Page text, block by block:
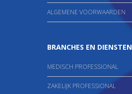
ALGEMENE VOORWAARDEN
BRANCHES EN DIENSTEN
MEDISCH PROFESSIONAL
ZAKELIJK PROFESSIONAL